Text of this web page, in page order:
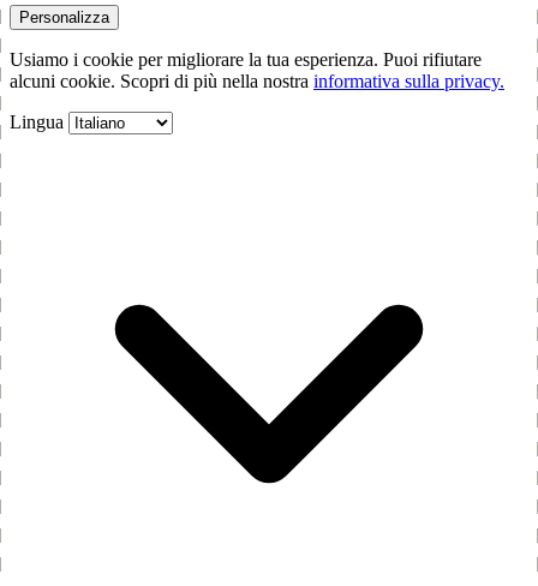
Personalizza
Usiamo i cookie per migliorare la tua esperienza. Puoi rifiutare
alcuni cookie. Scopri di più nella nostra informativa sulla privacy.
Lingua